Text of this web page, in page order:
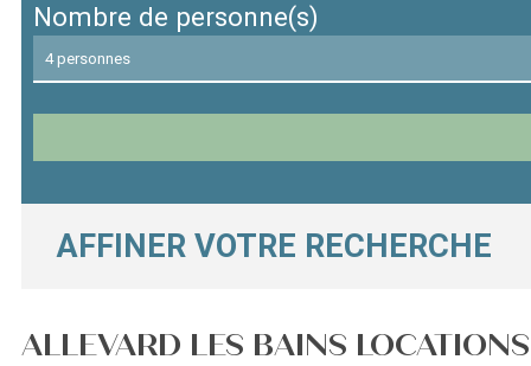
Nombre de personne(s)
AFFINER VOTRE RECHERCHE
ALLEVARD LES BAINS